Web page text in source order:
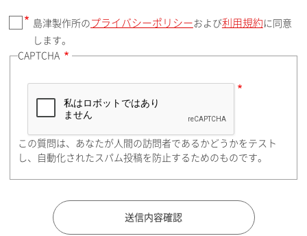
郵便番号（勤務先）
住所検索
都道府県（勤務先）
島津製作所の プライバシーポリシー および利用規約 に同意
します。
CAPTCHA
この質問は、あなたが人間の訪問者であるかどうかをテスト
し、自動化されたスパム投稿を防止するためのものです。